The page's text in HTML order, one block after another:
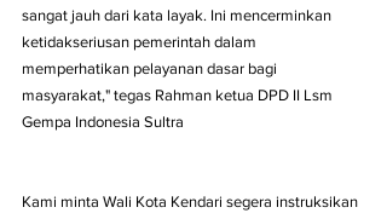
sangat jauh dari kata layak. Ini mencerminkan
ketidakseriusan pemerintah dalam
memperhatikan pelayanan dasar bagi
masyarakat," tegas Rahman ketua DPD II Lsm
Gempa Indonesia Sultra
Kami minta Wali Kota Kendari segera instruksikan